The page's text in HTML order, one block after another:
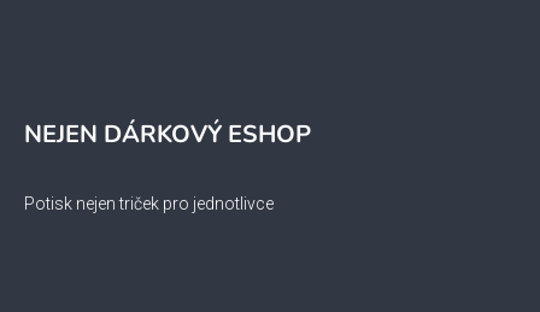
NEJEN DÁRKOVÝ ESHOP
Potisk nejen triček pro jednotlivce